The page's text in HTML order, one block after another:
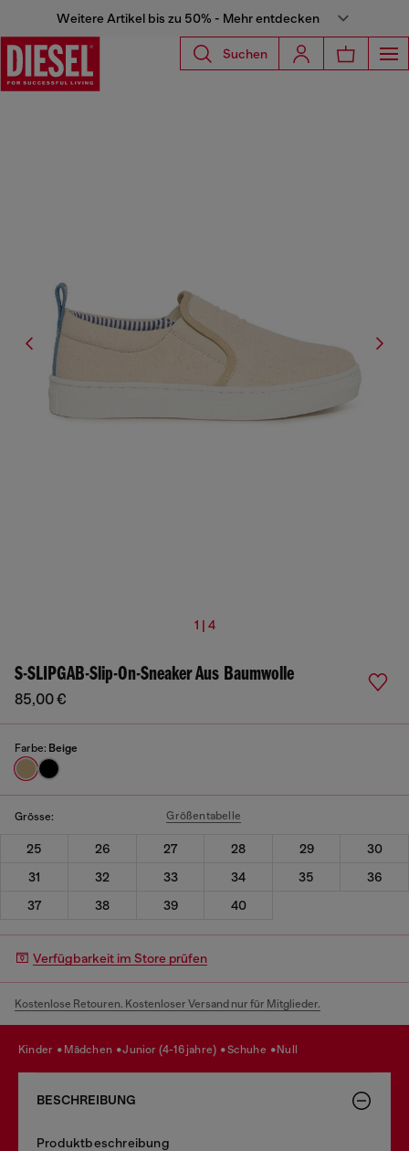
Weitere Artikel bis zu 50% - Mehr entdecken
Suchen
1 | 4
S-SLIPGAB-Slip-On-Sneaker Aus Baumwolle
85,00 €
Farbe: Beige
Grösse: Größentabelle
25 26 27 28 29
30
31
32 33 34 35
36
37
38 39 40
Verfügbarkeit im Store prüfen
Kostenlose Retouren. Kostenloser Versand nur für Mitglieder.
kinder mädchen junior (4-16 jahre) schuhe null
BESCHREIBUNG
Produktbeschreibung